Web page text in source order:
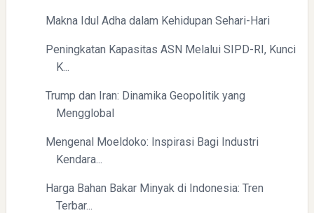
Ketaatan
Makna Idul Adha dalam Kehidupan Sehari-Hari
Peningkatan Kapasitas ASN Melalui SIPD-RI, Kunci
K...
Trump dan Iran: Dinamika Geopolitik yang
Mengglobal
Mengenal Moeldoko: Inspirasi Bagi Industri
Kendara...
Harga Bahan Bakar Minyak di Indonesia: Tren
Terbar...